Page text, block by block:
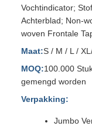
Vochtindicator;
Achterblad; Non-
woven Frontale
Maat:S / M / L /
MOQ:100.000
gemengd worden
Verpakking:
Jumbo